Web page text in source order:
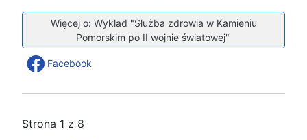
Więcej o: Wykład "Służba zdrowia w Kamieniu
Pomorskim po II wojnie światowej"
Facebook
Strona 1 z 8